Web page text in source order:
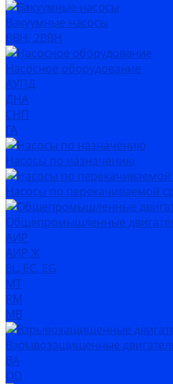
Вакуумные насосы
ВВН, 2ВВН
Насосное оборудование
АУПД
ДНА
СНП
ГА
Насосы по назначению
Насосы по перекачиваемой
Общепромышленные
АИР
АИР Ж
EL, EC, EG
MT
RM
MB
Взрывозащищенные
ВА
OD